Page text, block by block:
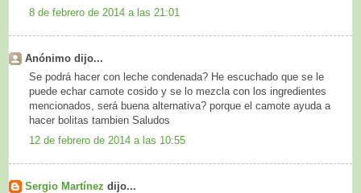
8 de febrero de 2014 a las 21:01
Anónimo dijo...
Se podrá hacer con leche condenada? He escuchado que se le
puede echar camote cosido y se lo mezcla con los ingredientes
mencionados, será buena alternativa? porque el camote ayuda a
hacer bolitas tambien Saludos
12 de febrero de 2014 a las 10:55
Sergio Martínez dijo...